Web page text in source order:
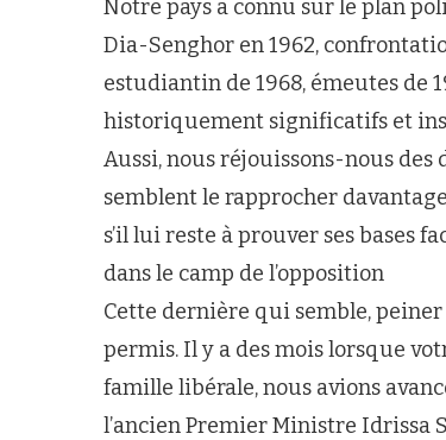
Notre pays a connu sur le plan
Dia-Senghor en 1962,
estudiantin de 1968, émeutes de
historiquement significatifs et
Aussi, nous réjouissons-nous
semblent le rapprocher
s’il lui reste à prouver ses bases
dans le camp de l’opposition
Cette dernière qui semble,
permis. Il y a des mois lorsque
famille libérale, nous avions
l’ancien Premier Ministre Idrissa